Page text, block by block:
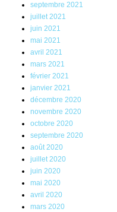
septembre 2021
juillet 2021
juin 2021
mai 2021
avril 2021
mars 2021
février 2021
janvier 2021
décembre 2020
novembre 2020
octobre 2020
septembre 2020
août 2020
juillet 2020
juin 2020
mai 2020
avril 2020
mars 2020